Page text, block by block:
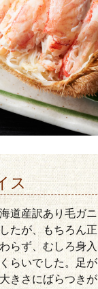
ス
道産訳あり毛ガニ
たが、もちろん正
らず、むしろ身入
らいでした。足が
きさにばらつきが